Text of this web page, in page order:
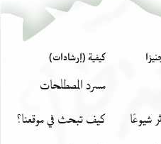
شيوعًا
كيفية (إرشادات)
مسرد المصطلحات
كيف تبحث في موقعنا؟